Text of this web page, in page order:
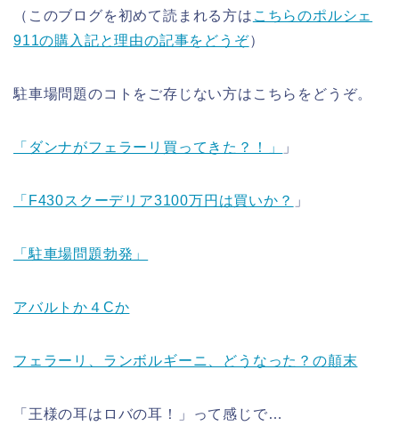
（このブログを初めて読まれる方は こちらのポルシェ
911の購入記と理由の記事をどうぞ）
駐車場問題のコトをご存じない方はこちらをどうぞ。
「ダンナがフェラーリ買ってきた？！」 」
「F430スクーデリア3100万円は買いか？ 」
「駐車場問題勃発」
アバルトか４Cか
フェラーリ、ランボルギーニ、どうなった？の顛末
「王様の耳はロバの耳！」って感じで…